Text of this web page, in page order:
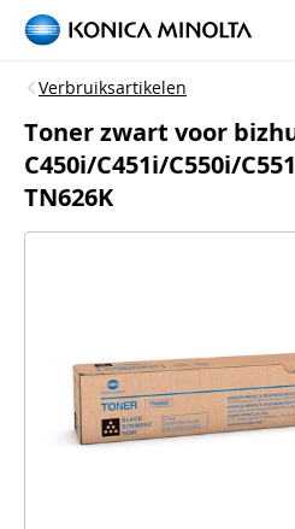
Verbruiksartikelen
Toner zwart voor
C450i/C451i/C550i/
TN626K